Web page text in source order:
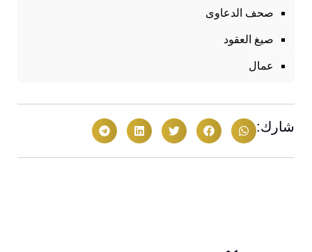
صحف الدعاوى
صيغ العقود
عمال
شارك: